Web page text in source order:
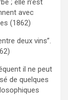
; elle n’est
avec
(1862)
deux vins”.
il ne peut
de quelques